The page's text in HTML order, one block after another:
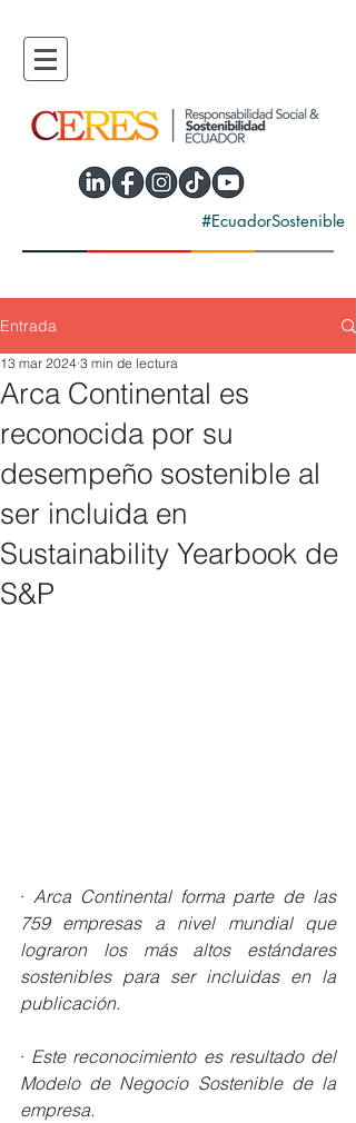
#EcuadorSostenible
Entrada
Arca Continental es
reconocida por su
desempeño sostenible al
ser incluida en
Sustainability Yearbook de
S&P
13 mar 2024 3 min de lectura
· Arca Continental forma parte de las
759 empresas a nivel mundial que
lograron los más altos estándares
sostenibles para ser incluidas en la
publicación.
· Este reconocimiento es resultado del
Modelo de Negocio Sostenible de la
empresa.